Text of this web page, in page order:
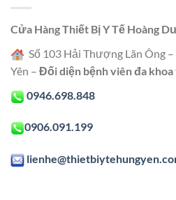
Cửa Hàng Thiết Bị Y Tế Hoàng
Số 103 Hải Thượng Lãn Ông
Yên – Đối diện bệnh viên đa
0946.698.848
0906.091.199